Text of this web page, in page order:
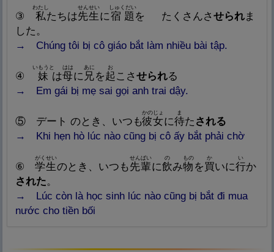
③ 私
わたし
たちは先生
せんせい
に宿 題
しゅくだい
を たくさんさせられま
した。
→ Chúng tôi bị cô giáo bắt làm nhiều bài tập.
④ 妹
いもうと
は母
はは
に 兄
あに
を起
お
こさせられる
→ Em gái bị mẹ sai gọi anh trai dậy.
⑤ デート のとき、いつも彼女
かのじょ
に待
ま
た される
→ Khi hẹn hò lúc nào cũng bị cô ấy bắt phải chờ
⑥ 学生
がくせい
のとき、いつも先輩
せんぱい
に飲
の
み物
もの
を買
か
いに行
HÀNH, HẠNH, HÀNG,
い
か
された。
→ Lúc còn là học sinh lúc nào cũng bị bắt đi mua
nước cho tiền bối